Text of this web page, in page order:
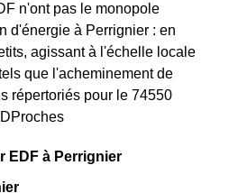
n'ont pas le monopole
d'énergie à Perrignier : en
agissant à l'échelle locale
que l'acheminement de
répertoriés pour le 74550
EDF à Perrignier